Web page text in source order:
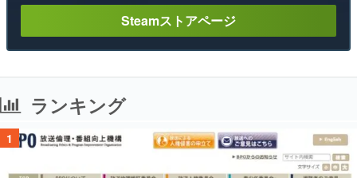
Steamストアページ
ランキング
1